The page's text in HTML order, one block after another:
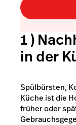
1 )
in der
Spülbürsten,
Küche ist die
früher oder